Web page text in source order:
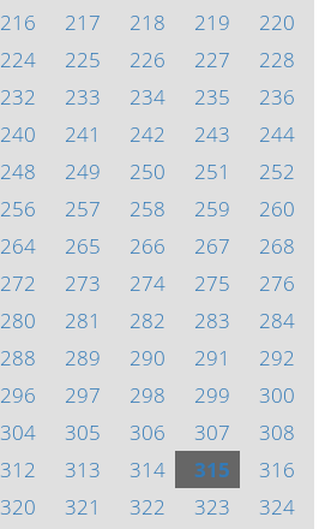
216 217 218 219
220
224 225 226 227
228
232 233 234 235
236
240 241 242 243
244
248 249 250 251
252
256 257 258 259
260
264 265 266 267
268
272 273 274 275
276
280 281 282 283
284
288 289 290 291
292
296 297 298 299
300
304 305 306 307
308
312 313 314 315
316
320 321 322 323
324